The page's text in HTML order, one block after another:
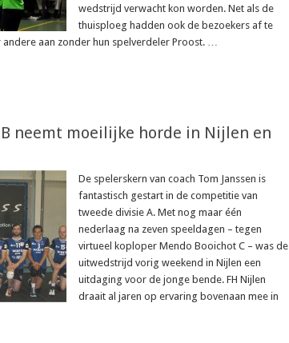
wedstrijd verwacht kon worden. Net als de
thuisploeg hadden ook de bezoekers af te
aan zonder hun spelverdeler Proost. …
B neemt moeilijke horde in Nijlen en
De spelerskern van coach Tom Janssen is
fantastisch gestart in de competitie van
tweede divisie A. Met nog maar één
nederlaag na zeven speeldagen – tegen
virtueel koploper Mendo Booichot C – was de
uitwedstrijd vorig weekend in Nijlen een
uitdaging voor de jonge bende. FH Nijlen
draait al jaren op ervaring bovenaan mee in